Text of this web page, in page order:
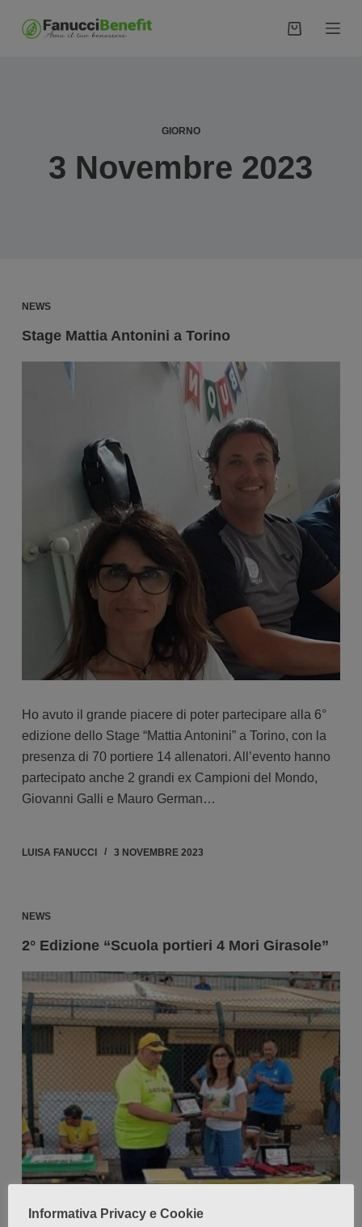
o
GIORNO
3 Novembre 2023
NEWS
Stage Mattia Antonini a Torino
Ho avuto il grande piacere di poter partecipare alla 6°
edizione dello Stage “Mattia Antonini” a Torino, con la
presenza di 70 portiere 14 allenatori. All’evento hanno
partecipato anche 2 grandi ex Campioni del Mondo,
Giovanni Galli e Mauro German…
LUISA FANUCCI 3 NOVEMBRE 2023
NEWS
2° Edizione “Scuola portieri 4 Mori Girasole”
Informativa Privacy e Cookie